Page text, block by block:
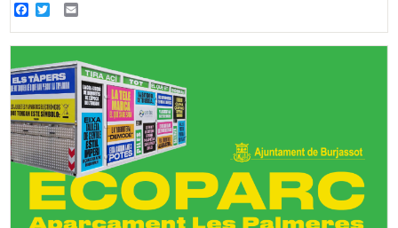
Facebook
Twitter